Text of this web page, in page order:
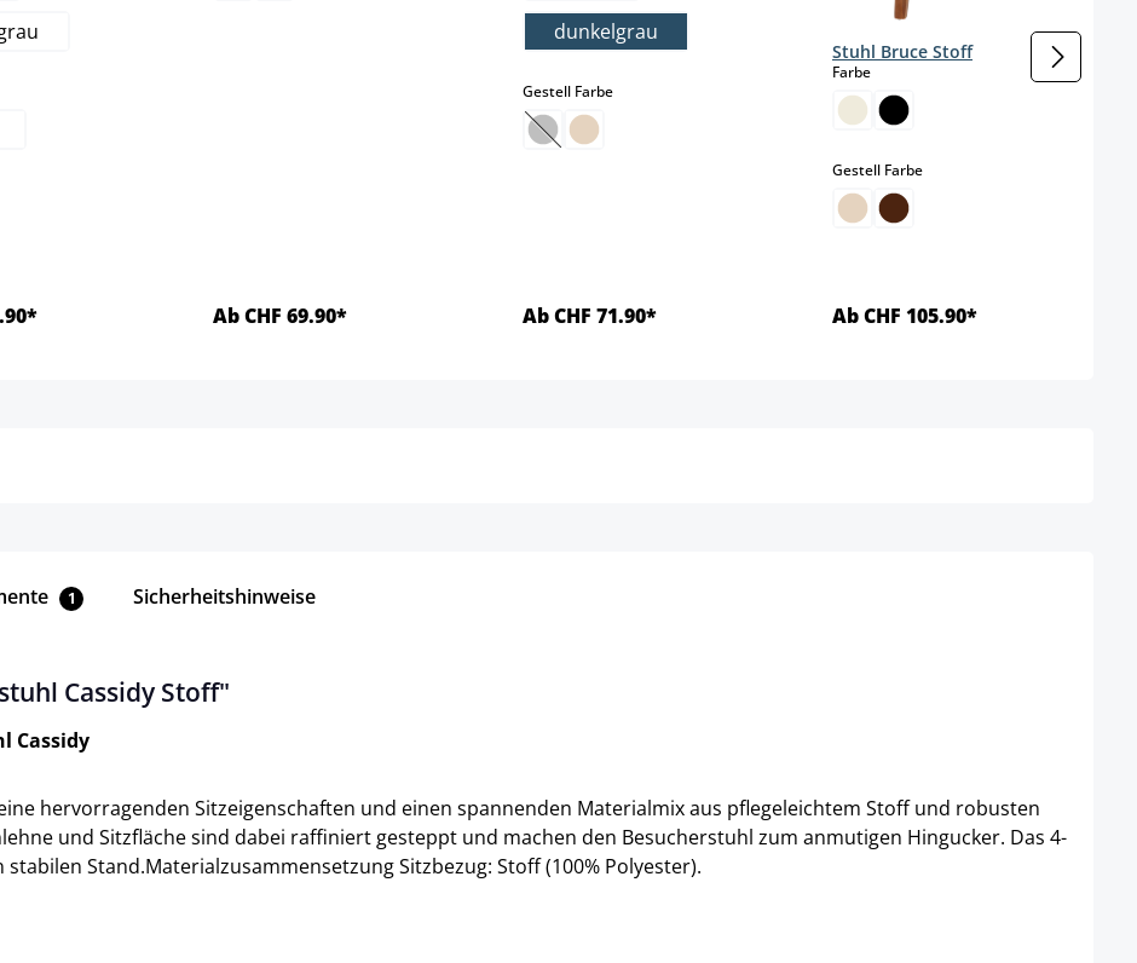
Ab CHF 69.90*
dunkelgrau
Gestell Farbeauswählen
(Diese Option ist zurzeit nicht verfügbar.)
Ab CHF 71.90*
Stuhl Bruce Stoff
Farbeauswählen
Gestell Farbeauswählen
Ab CHF 105.90*
1 Sicherheitshinweise
Cassidy Stoff"
Cassidy
hervorragenden Sitzeigenschaften und einen spannenden Materialmix aus pflegeleichtem Stoff und robusten
und Sitzfläche sind dabei raffiniert gesteppt und machen den Besucherstuhl zum anmutigen Hingucker. Das 4-
Stand.Materialzusammensetzung Sitzbezug: Stoff (100% Polyester).